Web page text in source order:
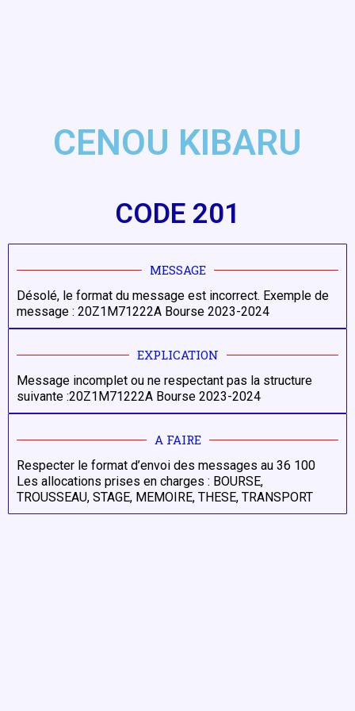
CENOU KIBARU
CODE 201
MESSAGE
Désolé, le format du message est incorrect. Exemple de
message : 20Z1M71222A Bourse 2023-2024​
EXPLICATION
Message incomplet ou ne respectant pas la structure
suivante :20Z1M71222A Bourse 2023-2024
A FAIRE
Respecter le format d’envoi des messages au 36 100
Les allocations prises en charges : BOURSE,
TROUSSEAU, STAGE, MEMOIRE, THESE, TRANSPORT